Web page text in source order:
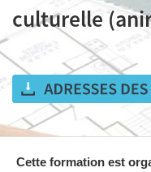
culturelle
Cette formation est